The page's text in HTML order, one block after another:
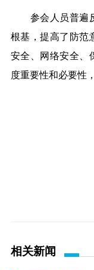
参会人员普遍
根基，提高了防范
安全、网络安全、
度重要性和必要性
相关新闻